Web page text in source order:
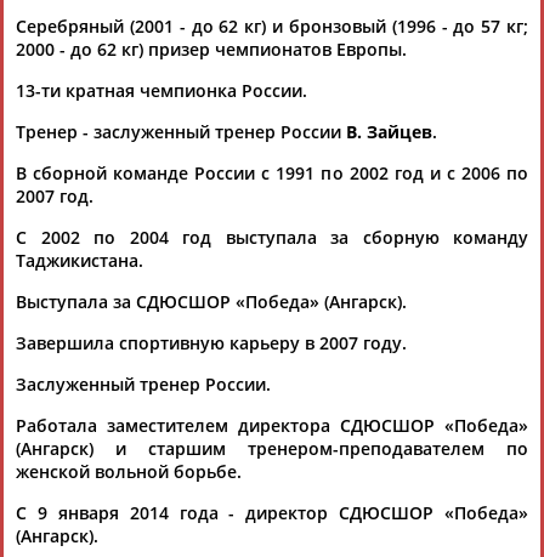
БУЛАТОВА
Каримжан
АБДРАХМАНОВ
Аделя
АБДРАХМАНОВА
Андрей
Герман
Серебряный (2001 - до 62 кг) и бронзовый (1996 - до 57 кг;
2000 - до 62 кг) призер чемпионатов Европы.
13-ти кратная чемпионка России.
Тренер - заслуженный тренер России В. Зайцев.
В сборной команде России с 1991 по 2002 год и с 2006 по
2007 год.
С 2002 по 2004 год выступала за сборную команду
Таджикистана.
Выступала за СДЮСШОР «Победа» (Ангарск).
Завершила спортивную карьеру в 2007 году.
Заслуженный тренер России.
Работала заместителем директора СДЮСШОР «Победа»
(Ангарск) и старшим тренером-преподавателем по
женской вольной борьбе.
С 9 января 2014 года - директор СДЮСШОР «Победа»
(Ангарск).